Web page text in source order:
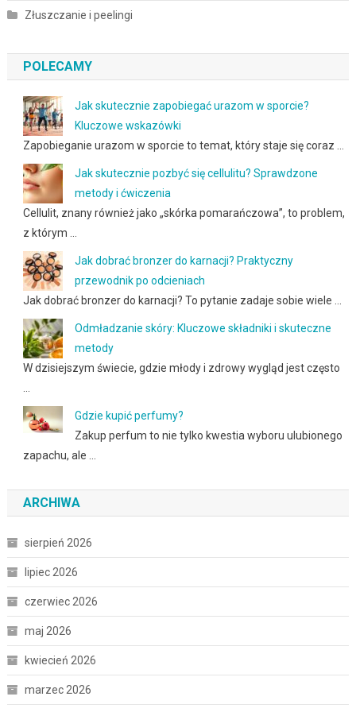
Złuszczanie i peelingi
POLECAMY
Jak skutecznie zapobiegać urazom w sporcie?
Kluczowe wskazówki
Zapobieganie urazom w sporcie to temat, który staje się coraz …
Jak skutecznie pozbyć się cellulitu? Sprawdzone
metody i ćwiczenia
Cellulit, znany również jako „skórka pomarańczowa”, to problem,
z którym …
Jak dobrać bronzer do karnacji? Praktyczny
przewodnik po odcieniach
Jak dobrać bronzer do karnacji? To pytanie zadaje sobie wiele …
Odmładzanie skóry: Kluczowe składniki i skuteczne
metody
W dzisiejszym świecie, gdzie młody i zdrowy wygląd jest często
…
Gdzie kupić perfumy?
Zakup perfum to nie tylko kwestia wyboru ulubionego
zapachu, ale …
ARCHIWA
sierpień 2026
lipiec 2026
czerwiec 2026
maj 2026
kwiecień 2026
marzec 2026